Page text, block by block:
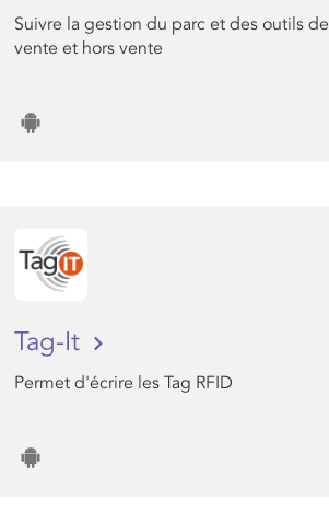
Suivre la gestion du parc et des outils de
vente et hors vente
Tag-It
Permet d'écrire les Tag RFID